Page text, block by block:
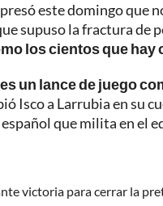
este domingo que
supuso la fractura de
los cientos que hay
un lance de juego
Isco a Larrubia en su
que milita en el
victoria para cerrar la